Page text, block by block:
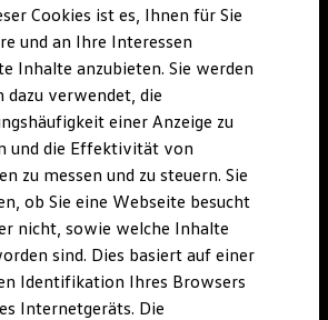
Förderung
Konnektivität
Software 6
Versionen und Updates
Extras
zu Ihrem ID.
R und R Experience
entdecken
Cookies ist es, Ihnen für Sie
und an Ihre Interessen
Inhalte anzubieten. Sie werden
dazu verwendet, die
einer Anzeige zu
und die Effektivität von
zu messen und zu steuern. Sie
ob Sie eine Webseite besucht
nicht, sowie welche Inhalte
sind. Dies basiert auf einer
Identifikation Ihres Browsers
Internetgeräts. Die